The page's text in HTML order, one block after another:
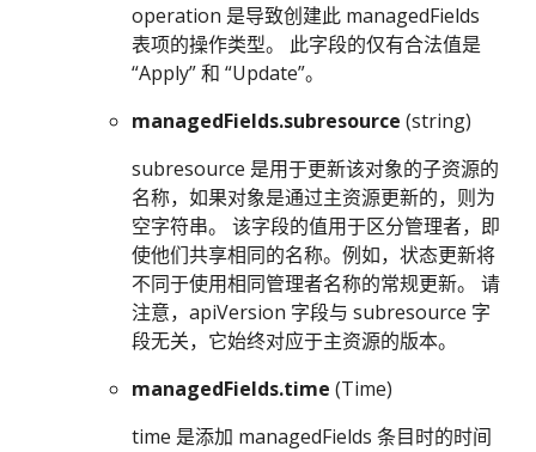
operation 是导致创建此 managedFields
表项的操作类型。 此字段的仅有合法值是
“Apply” 和 “Update”。
managedFields.subresource (string)
subresource 是用于更新该对象的子资源的
名称，如果对象是通过主资源更新的，则为
空字符串。 该字段的值用于区分管理者，即
使他们共享相同的名称。例如，状态更新将
不同于使用相同管理者名称的常规更新。 请
注意，apiVersion 字段与 subresource 字
段无关，它始终对应于主资源的版本。
managedFields.time (Time)
time 是添加 managedFields 条目时的时间